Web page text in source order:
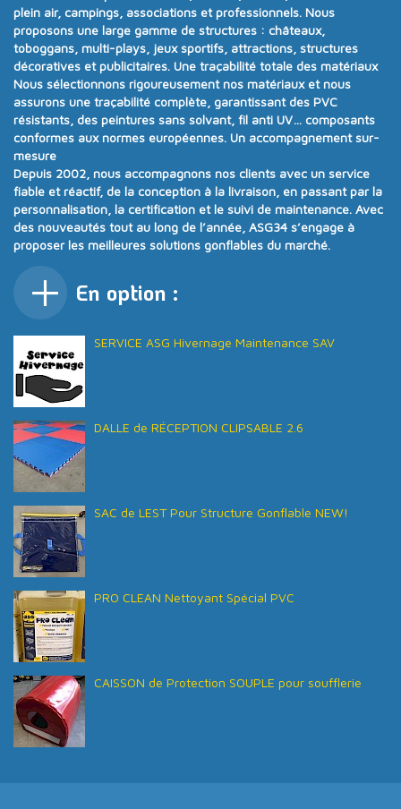
plein air, campings, associations et professionnels. Nous
proposons une large gamme de structures : châteaux,
toboggans, multi-plays, jeux sportifs, attractions, structures
décoratives et publicitaires. Une traçabilité totale des matériaux
Nous sélectionnons rigoureusement nos matériaux et nous
assurons une traçabilité complète , garantissant des PVC
résistants, des peintures sans solvant, fil anti UV… composants
conformes aux normes européennes. Un accompagnement sur-
mesure
Depuis 2002 , nous accompagnons nos clients avec un service
fiable et réactif, de la conception à la livraison, en passant par la
personnalisation, la certification et le suivi de maintenance. Avec
des nouveautés tout au long de l’année , ASG34 s’engage à
proposer les meilleures solutions gonflables du marché.
En option :
SERVICE ASG Hivernage Maintenance SAV
DALLE de RÉCEPTION CLIPSABLE 2.6
SAC de LEST Pour Structure Gonflable NEW!
PRO CLEAN Nettoyant Spécial PVC
CAISSON de Protection SOUPLE pour soufflerie